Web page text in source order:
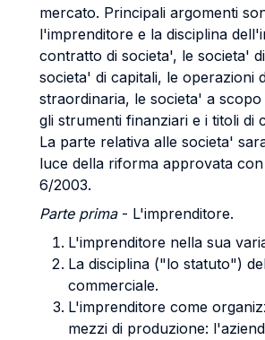
mercato. Principali argomenti
l'imprenditore e la disciplina
contratto di societa', le societa'
societa' di capitali, le operazioni
straordinaria, le societa' a scopo
gli strumenti finanziari e i titoli di
La parte relativa alle societa'
luce della riforma approvata con
6/2003.
Parte prima- L'imprenditore.
L'imprenditore nella sua
La disciplina ("lo statuto")
commerciale.
L'imprenditore come
mezzi di produzione: